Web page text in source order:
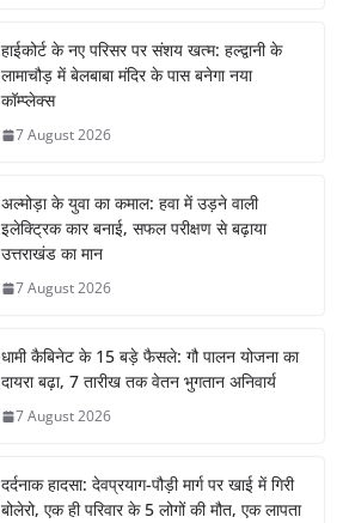
हाईकोर्ट के नए परिसर पर संशय खत्म: हल्द्वानी के
लामाचौड़ में बेलबाबा मंदिर के पास बनेगा नया
कॉम्प्लेक्स
7 August 2026
अल्मोड़ा के युवा का कमाल: हवा में उड़ने वाली
इलेक्ट्रिक कार बनाई, सफल परीक्षण से बढ़ाया
उत्तराखंड का मान
7 August 2026
धामी कैबिनेट के 15 बड़े फैसले: गौ पालन योजना का
दायरा बढ़ा, 7 तारीख तक वेतन भुगतान अनिवार्य
7 August 2026
दर्दनाक हादसा: देवप्रयाग-पौड़ी मार्ग पर खाई में गिरी
बोलेरो, एक ही परिवार के 5 लोगों की मौत, एक लापता